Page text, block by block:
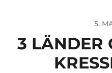
5.
3 LÄNDER